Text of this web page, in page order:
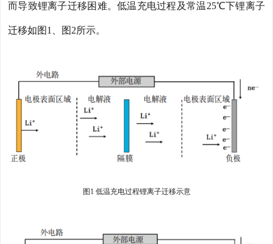
而导致锂离子迁移困难。低温充电过程及常温25℃下锂离子
迁移如图1、图2所示。
图1 低温充电过程锂离子迁移示意